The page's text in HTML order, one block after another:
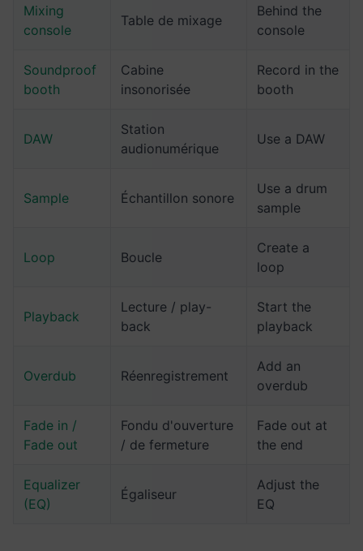
Mixing
console
Table de mixage
Behind the
console
Soundproof
booth
Cabine
insonorisée
Record in the
booth
DAW
Station
audionumérique
Use a DAW
Sample Échantillon sonore
Use a drum
sample
Loop Boucle
Create a
loop
Playback
Lecture / play-
back
Start the
playback
Overdub Réenregistrement
Add an
overdub
Fade in /
Fade out
Fondu d'ouverture
/ de fermeture
Fade out at
the end
Equalizer
(EQ)
Égaliseur
Adjust the
EQ